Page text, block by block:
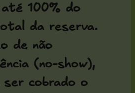
100% do
da reserva.
de não
(no-show),
ser cobrado o